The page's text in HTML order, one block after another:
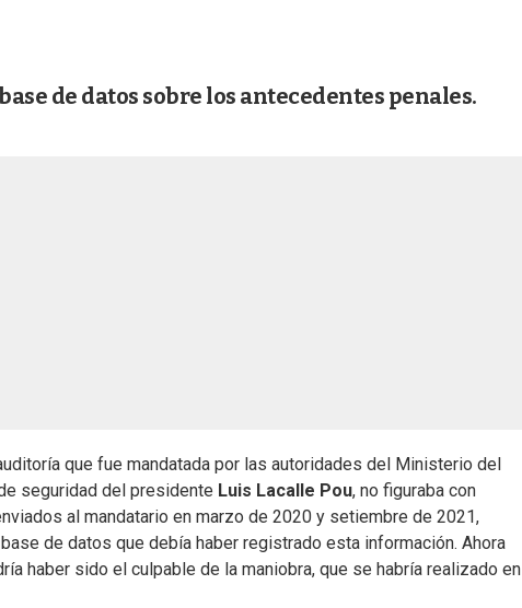
de datos sobre los antecedentes penales.
que fue mandatada por las autoridades del Ministerio del
seguridad del presidente Luis Lacalle Pou, no figuraba con
al mandatario en marzo de 2020 y setiembre de 2021,
de datos que debía haber registrado esta información. Ahora
haber sido el culpable de la maniobra, que se habría realizado en